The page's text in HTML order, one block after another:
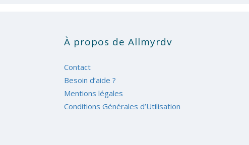
À propos de Allmyrdv
Contact
Besoin d’aide ?
Mentions légales
Conditions Générales d’Utilisation